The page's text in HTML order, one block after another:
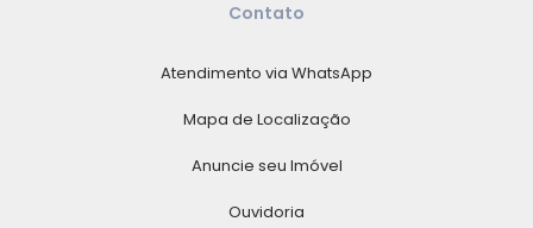
Contato
Atendimento via WhatsApp
Mapa de Localização
Anuncie seu Imóvel
Ouvidoria